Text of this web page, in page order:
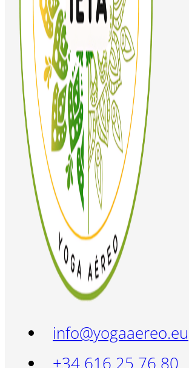
info@yogaaereo.eu
+34 616 25 76 80